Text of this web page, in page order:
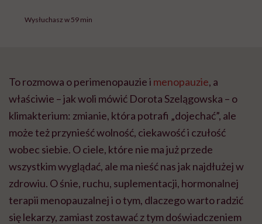
Wysłuchasz w 59 min
To rozmowa o perimenopauzie i menopauzie, a
właściwie – jak woli mówić Dorota Szelągowska – o
klimakterium: zmianie, która potrafi „dojechać”, ale
może też przynieść wolność, ciekawość i czułość
wobec siebie. O ciele, które nie ma już przede
wszystkim wyglądać, ale ma nieść nas jak najdłużej w
zdrowiu. O śnie, ruchu, suplementacji, hormonalnej
terapii menopauzalnej i o tym, dlaczego warto radzić
się lekarzy, zamiast zostawać z tym doświadczeniem